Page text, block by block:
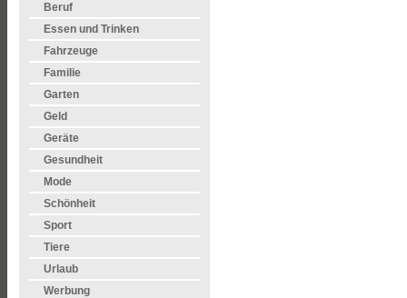
Beruf
Essen und Trinken
Fahrzeuge
Familie
Garten
Geld
Geräte
Gesundheit
Mode
Schönheit
Sport
Tiere
Urlaub
Werbung